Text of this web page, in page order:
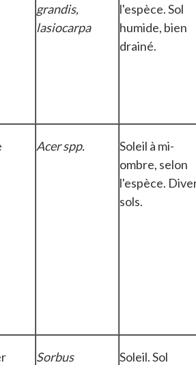
grandis,
lasiocarpa
l'espèce. Sol
humide, bien
drainé.
Acer spp.
Soleil à mi-
ombre, selon
l'espèce.
sols.
Sorbus Soleil. Sol